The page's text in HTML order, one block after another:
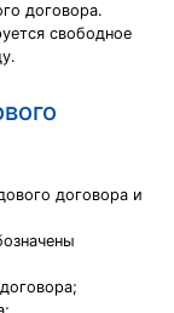
договора.
свободное
договора и